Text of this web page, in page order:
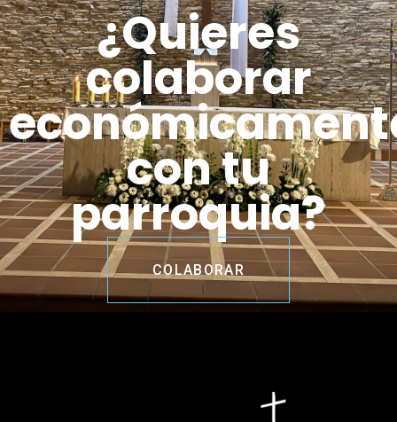
¿Quieres
colaborar
con tu
parroquia?
COLABORAR